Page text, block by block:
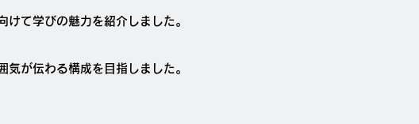
て学びの魅力を紹介しました。
が伝わる構成を目指しました。